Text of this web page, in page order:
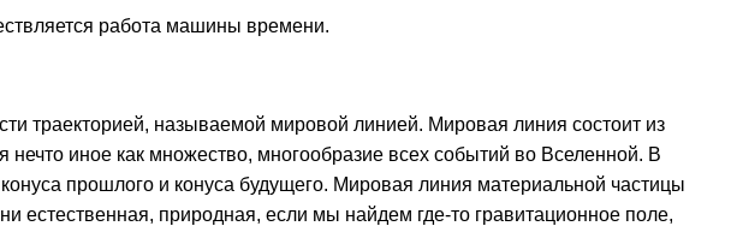
работа машины времени.
траекторией, называемой мировой линией. Мировая линия состоит из
иное как множество, многообразие всех событий во Вселенной. В
прошлого и конуса будущего. Мировая линия материальной частицы
естественная, природная, если мы найдем где-то гравитационное поле,